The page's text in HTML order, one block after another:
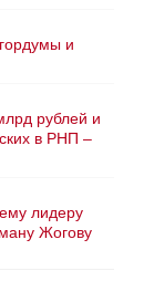
и
рублей и
в РНП –
лидеру
Жогову